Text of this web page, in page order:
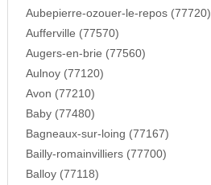
Aubepierre-ozouer-le-repos (77720)
Aufferville (77570)
Augers-en-brie (77560)
Aulnoy (77120)
Avon (77210)
Baby (77480)
Bagneaux-sur-loing (77167)
Bailly-romainvilliers (77700)
Balloy (77118)